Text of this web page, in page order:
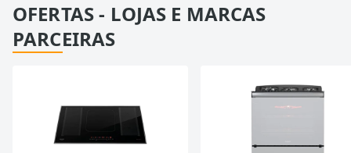
OFERTAS - LOJAS E MARCAS
PARCEIRAS